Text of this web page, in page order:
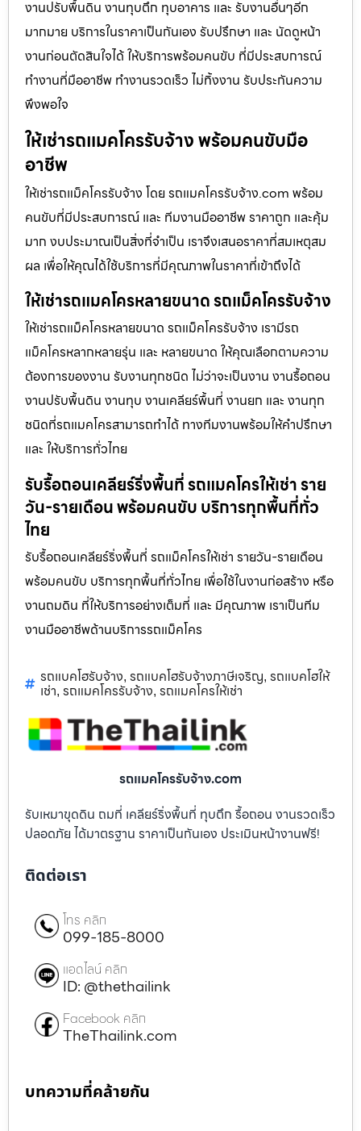
งานปรับพื้นดิน งานทุบตึก ทุบอาคาร และ รับงานอื่นๆอีก
มากมาย บริการในราคาเป็นกันเอง รับปรึกษา และ นัดดูหน้า
งานก่อนตัดสินใจได้ ให้บริการพร้อมคนขับ ที่มีประสบการณ์
ทำงานที่มืออาชีพ ทำงานรวดเร็ว ไม่ทิ้งงาน รับประกันความ
พึงพอใจ
ให้เช่ารถแมคโครรับจ้าง พร้อมคนขับมือ
อาชีพ
ให้เช่ารถแม็คโครรับจ้าง โดย รถแมคโครรับจ้าง.com พร้อม
คนขับที่มีประสบการณ์ และ ทีมงานมืออาชีพ ราคาถูก และคุ้ม
มาก งบประมาณเป็นสิ่งที่จำเป็น เราจึงเสนอราคาที่สมเหตุสม
ผล เพื่อให้คุณได้ใช้บริการที่มีคุณภาพในราคาที่เข้าถึงได้
ให้เช่ารถแมคโครหลายขนาด รถแม็คโครรับจ้าง
ให้เช่ารถแม็คโครหลายขนาด รถแม็คโครรับจ้าง เรามีรถ
แม็คโครหลากหลายรุ่น และ หลายขนาด ให้คุณเลือกตามความ
ต้องการของงาน รับงานทุกชนิด ไม่ว่าจะเป็นงาน งานรื้อถอน
งานปรับพื้นดิน งานทุบ งานเคลียร์พื้นที่ งานยก และ งานทุก
ชนิดที่รถแมคโครสามารถทำได้ ทางทีมงานพร้อมให้คำปรึกษา
และ ให้บริการทั่วไทย
รับรื้อถอนเคลียร์ริ่งพื้นที่ รถแมคโครให้เช่า ราย
วัน-รายเดือน พร้อมคนขับ บริการทุกพื้นที่ทั่ว
ไทย
รับรื้อถอนเคลียร์ริ่งพื้นที่ รถแม็คโครให้เช่า รายวัน-รายเดือน
พร้อมคนขับ บริการทุกพื้นที่ทั่วไทย เพื่อใช้ในงานก่อสร้าง หรือ
งานถมดิน ที่ให้บริการอย่างเต็มที่ และ มีคุณภาพ เราเป็นทีม
งานมืออาชีพด้านบริการรถแม็คโคร
รถแบคโฮรับจ้าง, รถแบคโฮรับจ้างภาษีเจริญ, รถแบคโฮให้
เช่า, รถแมคโครรับจ้าง, รถแมคโครให้เช่า
รถแมคโครรับจ้าง.com
รับเหมาขุดดิน ถมที่ เคลียร์ริ่งพื้นที่ ทุบตึก รื้อถอน งานรวดเร็ว
ปลอดภัย ได้มาตรฐาน ราคาเป็นกันเอง ประเมินหน้างานฟรี!
ติดต่อเรา
โทร คลิก
099-185-8000
แอดไลน์ คลิก
ID: @thethailink
Facebook คลิก
TheThailink.com
บทความที่คล้ายกัน